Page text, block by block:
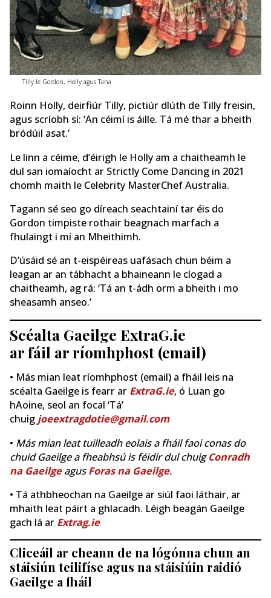
Tilly le Gordon, Holly agus Tana
Roinn Holly, deirfiúr Tilly, pictiúr dlúth de Tilly freisin,
agus scríobh sí: ‘An céimí is áille. Tá mé thar a bheith
bródúil asat.’
Le linn a céime, d’éirigh le Holly am a chaitheamh le
dul san iomaíocht ar Strictly Come Dancing in 2021
chomh maith le Celebrity MasterChef Australia.
Tagann sé seo go díreach seachtainí tar éis do
Gordon timpiste rothair beagnach marfach a
fhulaingt i mí an Mheithimh.
D’úsáid sé an t-eispéireas uafásach chun béim a
leagan ar an tábhacht a bhaineann le clogad a
chaitheamh, ag rá: ‘Tá an t-ádh orm a bheith i mo
sheasamh anseo.’
Scéalta Gaeilge ExtraG.ie
ar fáil ar ríomhphost (email)
• Más mian leat ríomhphost (email) a fháil leis na
scéalta Gaeilge is fearr ar ExtraG.ie, ó Luan go
hAoine, seol an focal ‘Tá’
chuig joeextragdotie@gmail.com
• Más mian leat tuilleadh eolais a fháil faoi conas do
chuid Gaeilge a fheabhsú is féidir dul chuigConradh
na GaeilgeagusForas na Gaeilge.
• Tá athbheochan na Gaeilge ar siúl faoi láthair, ar
mhaith leat páirt a ghlacadh. Léigh beagán Gaeilge
gach lá ar Extrag.ie
Cliceáil ar cheann de na lógónna chun an
stáisiún teilifíse agus na stáisiúin raidió
Gaeilge a fháil